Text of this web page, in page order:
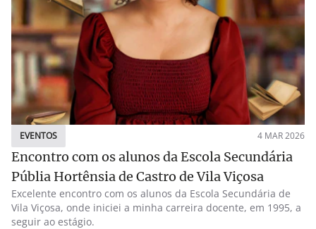
EVENTOS 4 MAR 2026
Encontro com os alunos da Escola Secundária
Públia Hortênsia de Castro de Vila Viçosa
Excelente encontro com os alunos da Escola Secundária de
Vila Viçosa, onde iniciei a minha carreira docente, em 1995, a
seguir ao estágio.